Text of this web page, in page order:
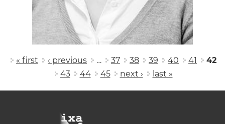
Pages
« first ‹ previous … 37 38 39 40 41
42
43
44 45 next › last »